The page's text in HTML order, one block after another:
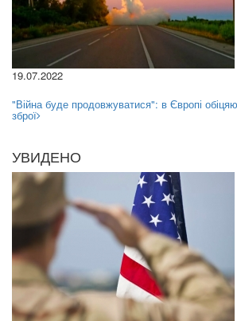
19.07.2022
"Війна буде продовжуватися": в Європі
зброї
УВИДЕНО